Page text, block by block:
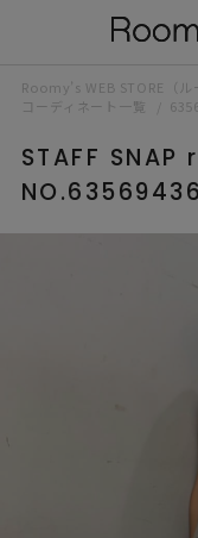
Roomy’s WEB STORE（ル
コーディネート一覧
STAFF SNAP
NO.63569436